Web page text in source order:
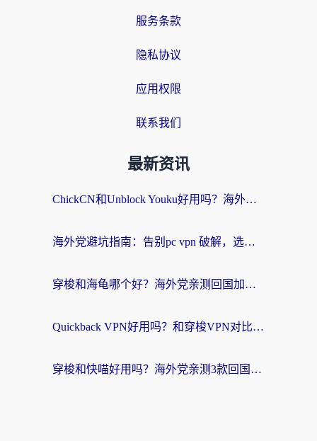
服务条款
隐私协议
应用权限
联系我们
最新资讯
ChickCN和Unblock Youku好用吗？海外党亲测3款回国加速器，附iOS免费选择指南
海外党避坑指南：告别pc vpn 破解，选对回国加速器轻松访问国内资源
穿梭和海龟哪个好？海外党亲测回国加速器，附电脑免费VPN推荐
Quickback VPN好用吗？和穿梭VPN对比哪个回国效果更好？海外党必看的真实测评与选择指南
穿梭和快喵好用吗？海外党亲测3款回国加速器，附日本回国VPN避坑指南